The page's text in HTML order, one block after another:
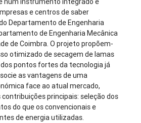
e centros de saber
Departamento de Engenharia
de Engenharia Mecânica
de Coimbra. O projeto propõem-
otimizado de secagem de lamas
pontos fortes da tecnologia já
as vantagens de uma
face ao atual mercado,
principais: seleção dos
do que os convencionais e
de energia utilizadas.